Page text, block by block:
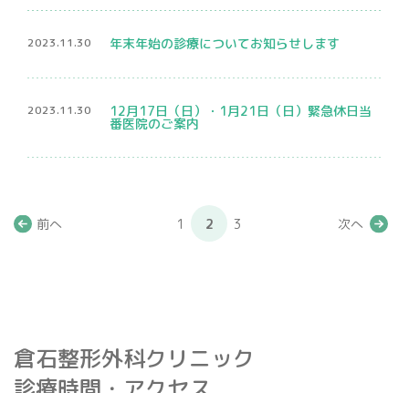
2023.11.30 年末年始の診療についてお知らせします
2023.11.30 12月17日（日）・1月21日（日）緊急休日当
番医院のご案内
前へ 1 2 3 次へ
倉石整形外科クリニック